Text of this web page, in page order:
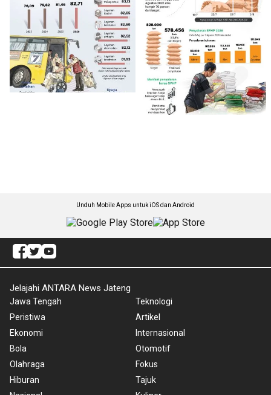
Unduh Mobile Apps untuk iOS dan Android
Jelajahi ANTARA News Jateng
Jawa Tengah
Peristiwa
Ekonomi
Bola
Olahraga
Hiburan
Teknologi
Artikel
Internasional
Otomotif
Fokus
Tajuk